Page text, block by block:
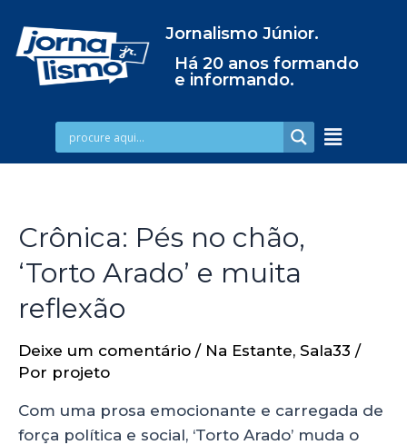
Jornalismo Júnior.
Há 20 anos formando
e informando.
Crônica: Pés no chão,
‘Torto Arado’ e muita
reflexão
Deixe um comentário / Na Estante, Sala33 /
Por projeto
Com uma prosa emocionante e carregada de
força política e social, ‘Torto Arado’ muda o